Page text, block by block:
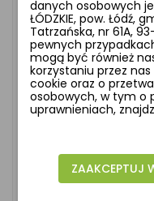
c)
d)
Mobile;
e)
f)
danych osobowych
ŁÓDZKIE, pow. Łódź,
Tatrzańska, nr 61A,
pewnych
mogą być również
korzystaniu przez
cookie oraz o
osobowych, w tym o
uprawnieniach,
ZAAKCEPTUJ